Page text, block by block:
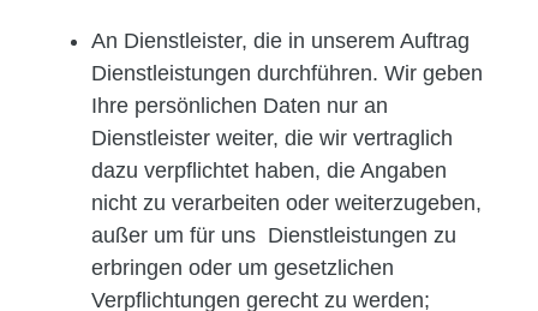
An Dienstleister, die in unserem Auftrag
Dienstleistungen durchführen. Wir geben
Ihre persönlichen Daten nur an
Dienstleister weiter, die wir vertraglich
dazu verpflichtet haben, die Angaben
nicht zu verarbeiten oder weiterzugeben,
außer um für uns Dienstleistungen zu
erbringen oder um gesetzlichen
Verpflichtungen gerecht zu werden;